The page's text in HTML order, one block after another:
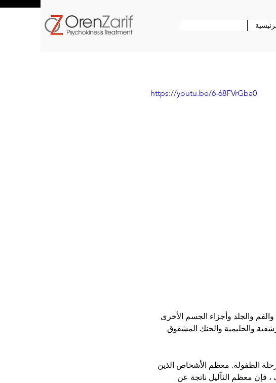
https://youtu.be/6-68FVrGba0
والجلد وأجزاء الجسم الأخرى
والحليمية والحنك المشقوق
في مرحلة الطفولة. معظم الأشخاص الذين
، فإن معظم الثآليل ناتجة عن